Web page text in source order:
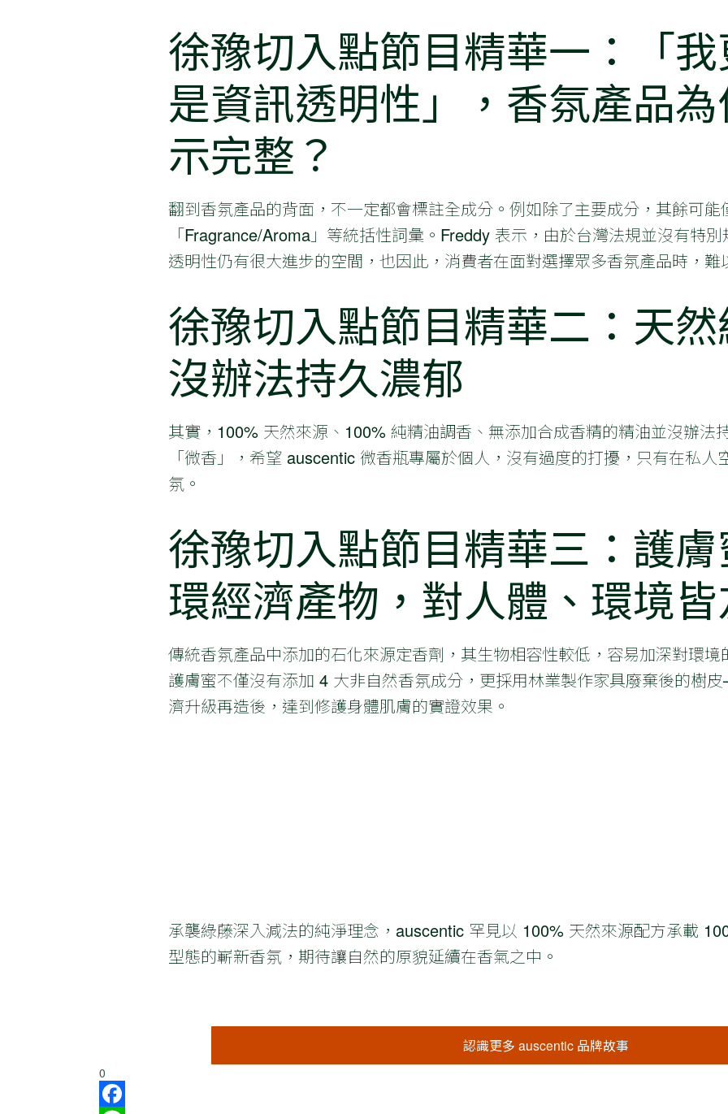
徐豫切入點節目精華一：「
是資訊透明性」，香氛產品
示完整？
翻到香氛產品的背面，不一定都會標註全成分。例如除了主要成分，其餘可能
「Fragrance/Aroma」等統括性詞彙。Freddy 表示，由於台灣法規並沒有特
透明性仍有很大進步的空間，也因此，消費者在面對選擇眾多香氛產品時，難
徐豫切入點節目精華二：天然
沒辦法持久濃郁
其實，100% 天然來源、100% 純精油調香、無添加合成香精的精油並沒辦法
「微香」，希望 auscentic 微香瓶專屬於個人，沒有過度的打擾，只有在私人
氛。
徐豫切入點節目精華三：護
環經濟產物，對人體、環境
傳統香氛產品中添加的石化來源定香劑，其生物相容性較低，容易加深對環
護膚蜜不僅沒有添加 4 大非自然香氛成分，更採用林業製作家具廢棄後的樹
濟升級再造後，達到修護身體肌膚的實證效果。
承襲綠藤深入減法的純淨理念，auscentic 罕見以 100% 天然來源配方承載
型態的嶄新香氛，期待讓自然的原貌延續在香氣之中。
認識更多 auscentic 品牌故事
0